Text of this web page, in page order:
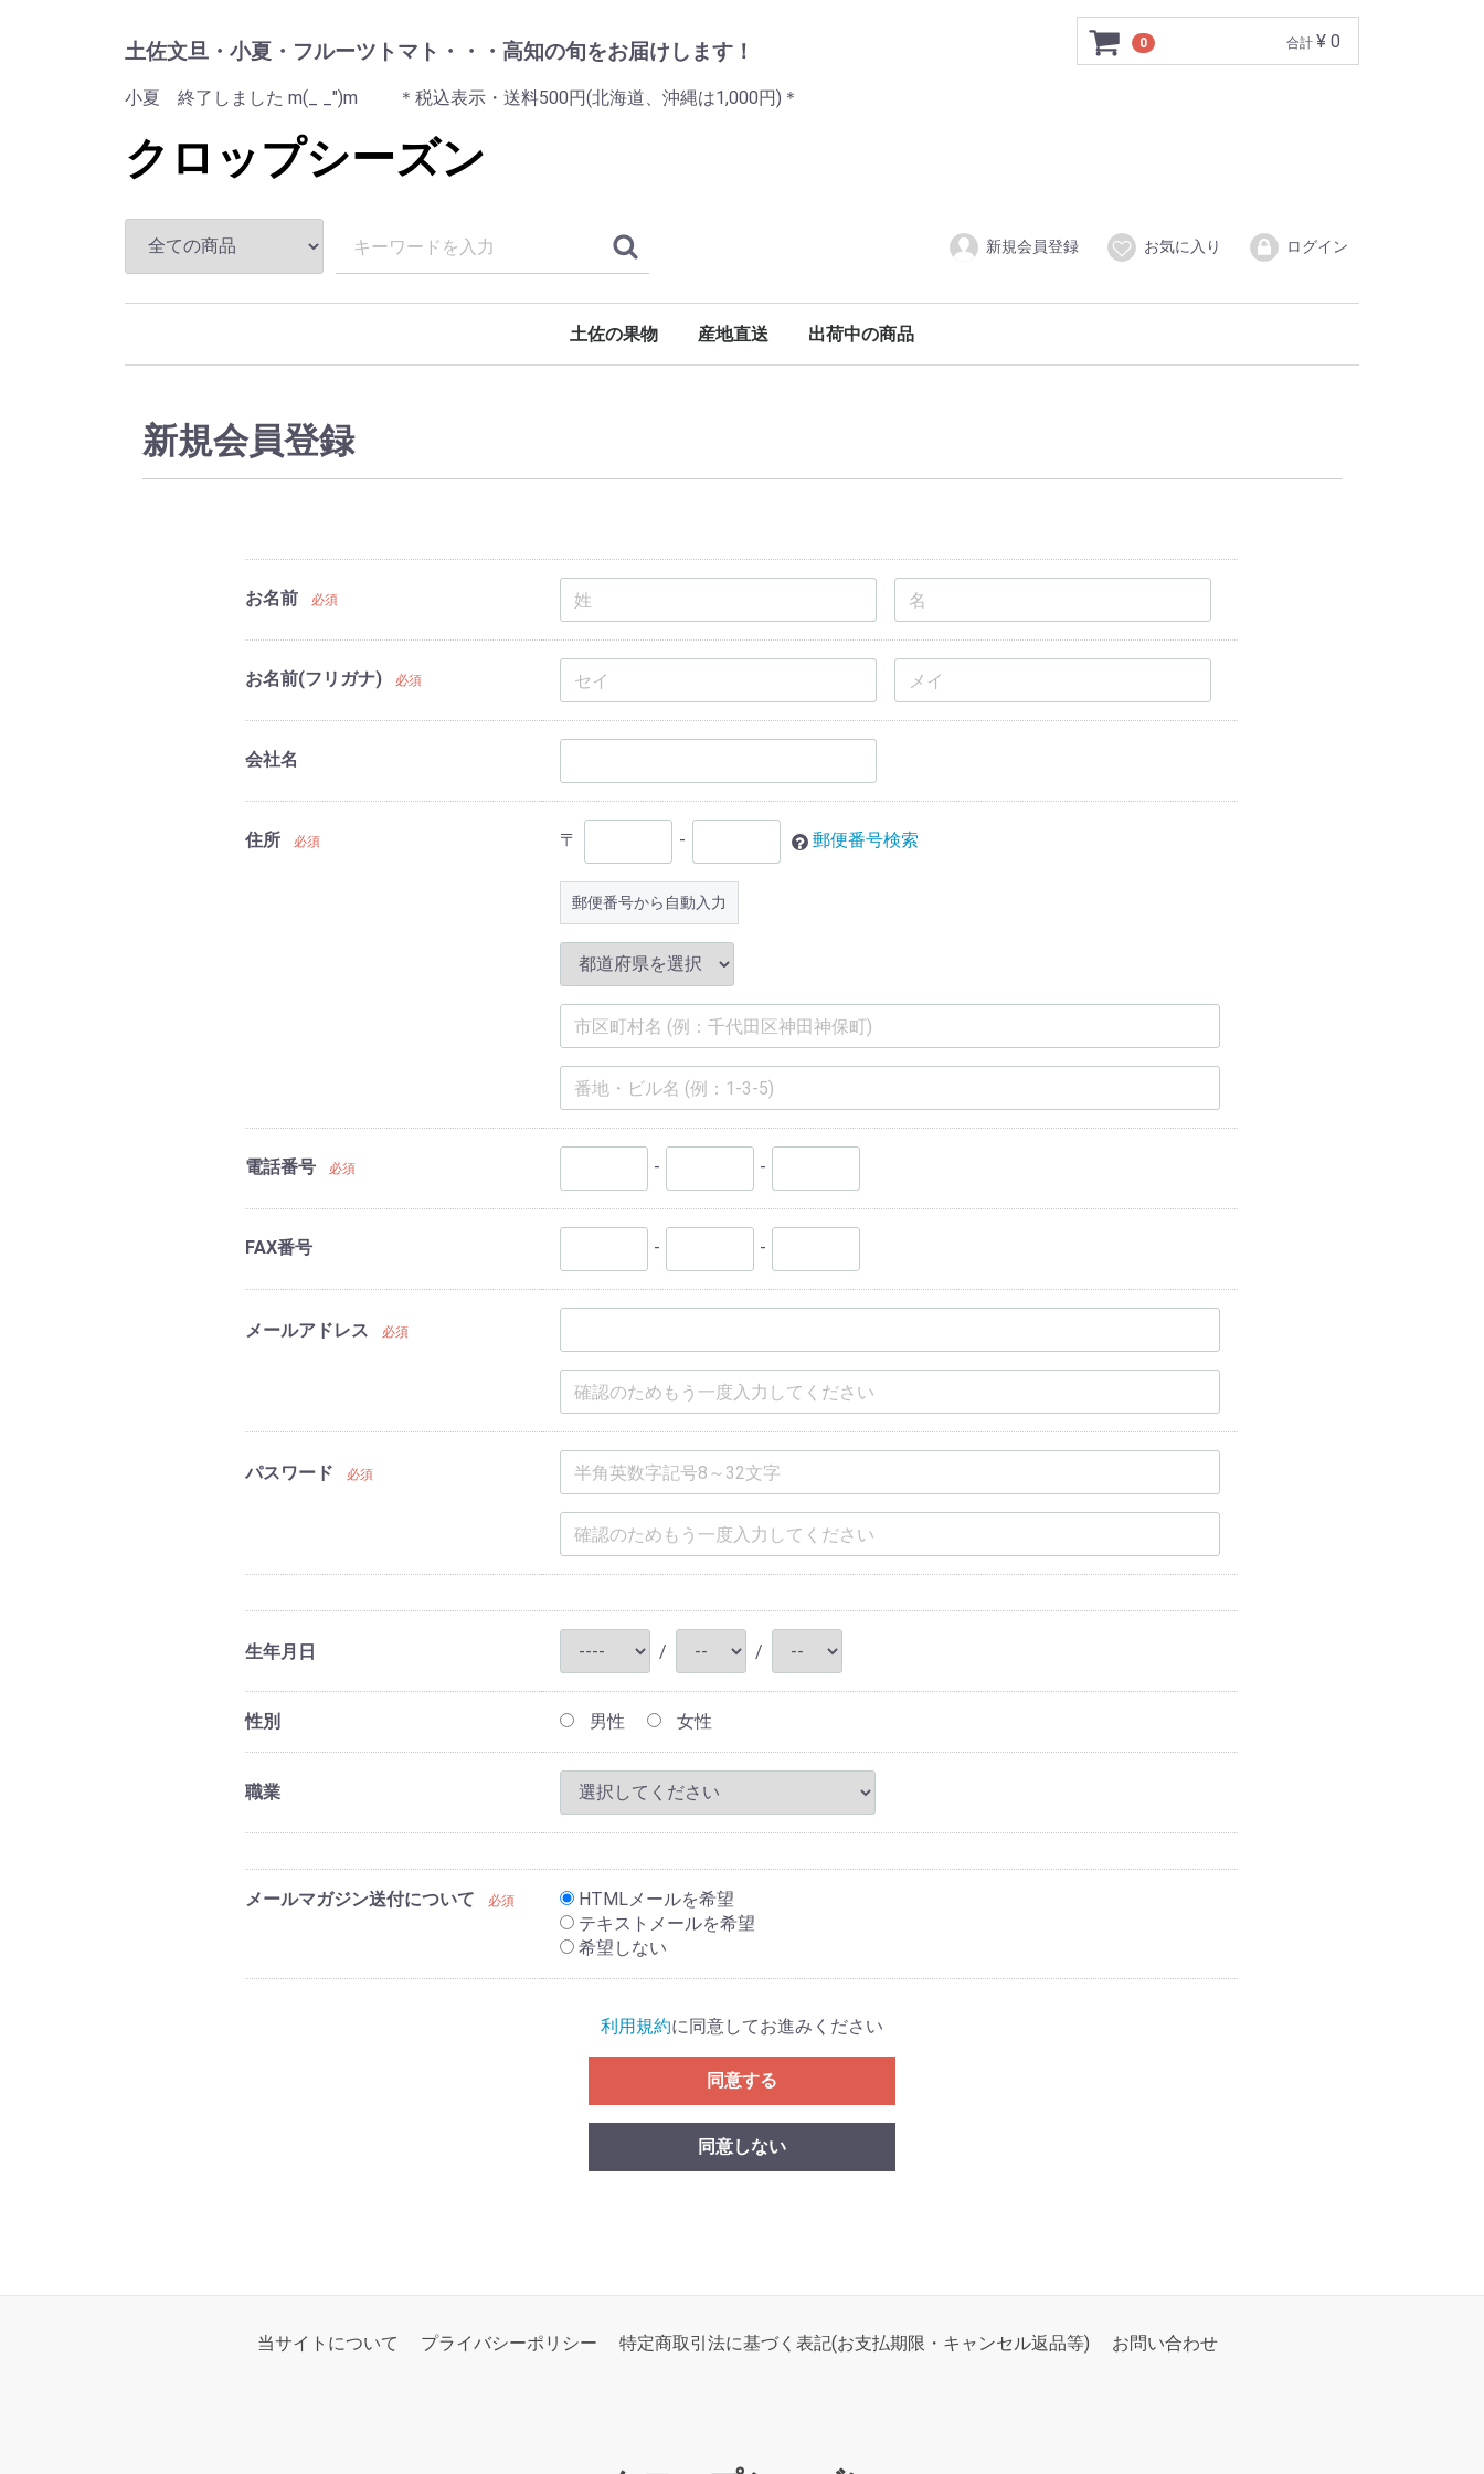
土佐文旦・小夏・フルーツトマト・・・高知の旬をお届けします！
小夏 終了しました m(_ _")m ＊税込表示・送料500円(北海道、沖縄は1,000円)＊
クロップシーズン
0 合計 ¥ 0
新規会員登録 お気に入り ログイン
土佐の果物 産地直送 出荷中の商品
新規会員登録
お名前 必須
お名前(フリガナ) 必須
会社名
住所 必須 〒 - 郵便番号検索
郵便番号から自動入力
電話番号 必須 - -
FAX番号 - -
メールアドレス 必須
パスワード 必須
生年月日 / /
性別 男性 女性
職業
メールマガジン送付について 必須
HTMLメールを希望
テキストメールを希望
希望しない
利用規約に同意してお進みください
同意する
同意しない
当サイトについて プライバシーポリシー 特定商取引法に基づく表記(お支払期限・キャンセル返品等) お問い合わせ